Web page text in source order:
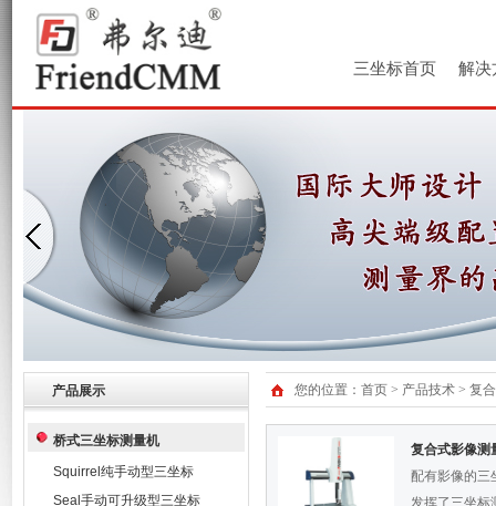
三坐标首页 解决
产品展示
桥式三坐标测量机
Squirrel纯手动型三坐标
Seal手动可升级型三坐标
您的位置： 首页 > 产品技术 > 复
复合式影像测
配有影像的三
发挥了三坐标